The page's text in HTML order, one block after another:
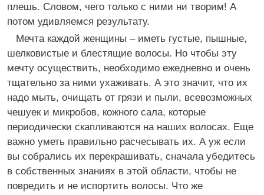
плешь. Словом, чего только с ними ни творим! А
потом удивляемся результату.
Мечта каждой женщины – иметь густые, пышные,
шелковистые и блестящие волосы. Но чтобы эту
мечту осуществить, необходимо ежедневно и очень
тщательно за ними ухаживать. А это значит, что их
надо мыть, очищать от грязи и пыли, всевозможных
чешуек и микробов, кожного сала, которые
периодически скапливаются на наших волосах. Еще
важно уметь правильно расчесывать их. А уж если
вы собрались их перекрашивать, сначала убедитесь
в собственных знаниях в этой области, чтобы не
повредить и не испортить волосы. Что же